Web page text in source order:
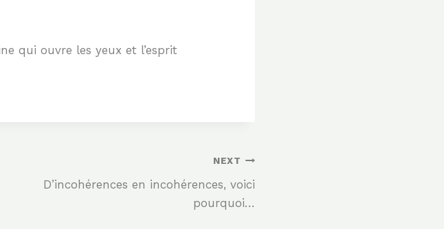
qui ouvre les yeux et l’esprit
NEXT
D’incohérences en incohérences, voici
pourquoi…